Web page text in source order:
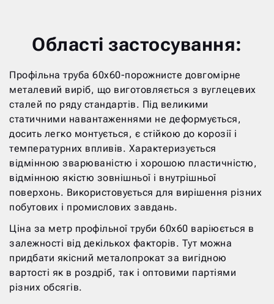
Області застосування:
Профільна труба 60х60-порожнисте довгомірне
металевий виріб, що виготовляється з вуглецевих
сталей по ряду стандартів. Під великими
статичними навантаженнями не деформується,
досить легко монтується, є стійкою до корозії і
температурних впливів. Характеризується
відмінною зварюваністю і хорошою пластичністю,
відмінною якістю зовнішньої і внутрішньої
поверхонь. Використовується для вирішення різних
побутових і промислових завдань.
Ціна за метр профільної труби 60х60 варіюється в
залежності від декількох факторів. Тут можна
придбати якісний металопрокат за вигідною
вартості як в роздріб, так і оптовими партіями
різних обсягів.